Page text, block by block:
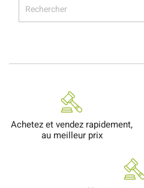
Achetez et vendez rapidement,
au meilleur prix